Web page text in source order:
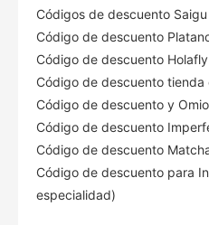
Códigos de descuento
Código de descuento
Código de descuento
Código de descuento tienda
Código de descuento y
Código de descuento
Código de descuento
Código de descuento para
especialidad)